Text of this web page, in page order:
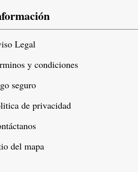
Legal
y condiciones
seguro
de privacidad
del mapa